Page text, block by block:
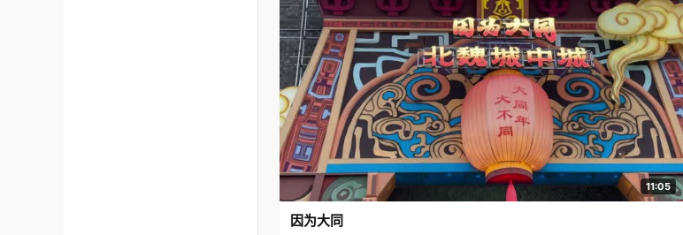
11:05
因为大同